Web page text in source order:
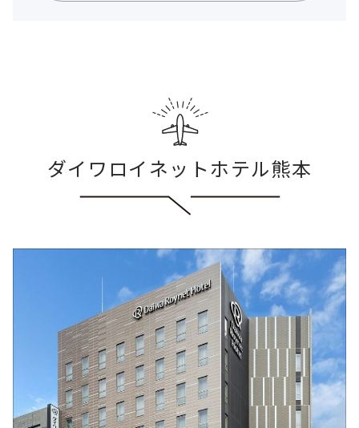
ダイワロイネットホテル熊本